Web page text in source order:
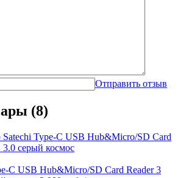
Отправить отзыв
(8)
C USB Hub&Micro/SD Card Reader 3